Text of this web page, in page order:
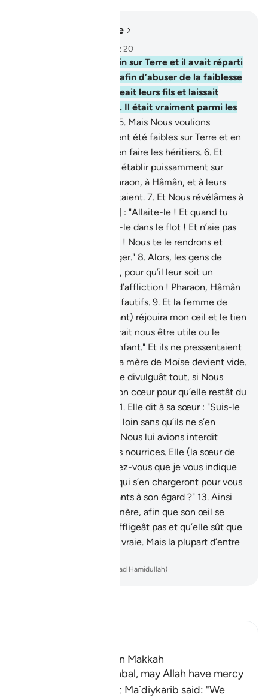
Which was revealed in Makkah
Imam Ahmad bin Hanbal, may Allah have mercy
on him, recorded that Ma`diykarib said: "We
Lire dans le contexte
Chapitre 28, Page 385, Juz 20
Pharaon était hautain sur Terre et il avait réparti
en clans ses habitants afin d’abuser de la faiblesse
de l’un d’eux : Il égorgeait leurs fils et laissait
vivantes leurs femmes. Il était vraiment parmi les
5. Mais Nous voulions
favoriser ceux qui avaient été faibles sur Terre et en
faire des dirigeants et en faire les héritiers. 6. Et
Nous voulions aussi les établir puissamment sur
Terre, et faire voir à Pharaon, à Hâmân, et à leurs
soldats, ce qu'ils redoutaient. 7. Et Nous révélâmes à
la mère de Moïse [ceci] : "Allaite-le ! Et quand tu
craindras pour lui, jette-le dans le flot ! Et n’aie pas
peur et ne t’attriste pas ! Nous te le rendrons et
ferons de lui un Messager." 8. Alors, les gens de
Pharaon le recueillirent, pour qu’il leur soit un
ennemi et une source d’affliction ! Pharaon, Hâmân
et leurs soldats étaient fautifs. 9. Et la femme de
Pharaon dit : "(Cet enfant) réjouira mon œil et le tien
! Ne le tuez pas. Il pourrait nous être utile ou le
prendrons-nous pour enfant." Et ils ne pressentaient
Et le cœur de la mère de Moïse devient vide.
Peu s’en fallut qu’elle ne divulguât tout, si Nous
n’avions pas renforcé son cœur pour qu’elle restât du
11. Elle dit à sa sœur : "Suis-le
!" Elle l’aperçut alors de loin sans qu’ils ne s’en
Et Nous lui avions interdit
auparavant (le sein) des nourrices. Elle (la sœur de
Moïse) dit donc : "Voulez-vous que je vous indique
les gens d’une maison qui s’en chargeront pour vous
tout en étant bienveillants à son égard ?" 13. Ainsi
Nous le rendîmes à sa mère, afin que son œil se
réjouisse, qu’elle ne s’affligeât pas et qu’elle sût que
la promesse d’Allah est vraie. Mais la plupart d’entre
French Translation(Muhammad Hamidullah)